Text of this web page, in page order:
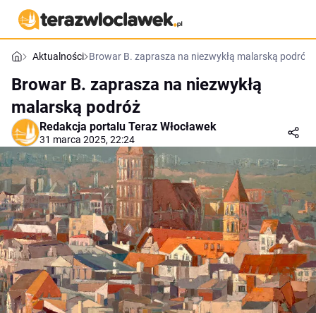
Aktualności Browar B. zaprasza na niezwykłą malarską podróż
Browar B. zaprasza na niezwykłą
malarską podróż
Redakcja portalu Teraz Włocławek
31 marca 2025, 22:24